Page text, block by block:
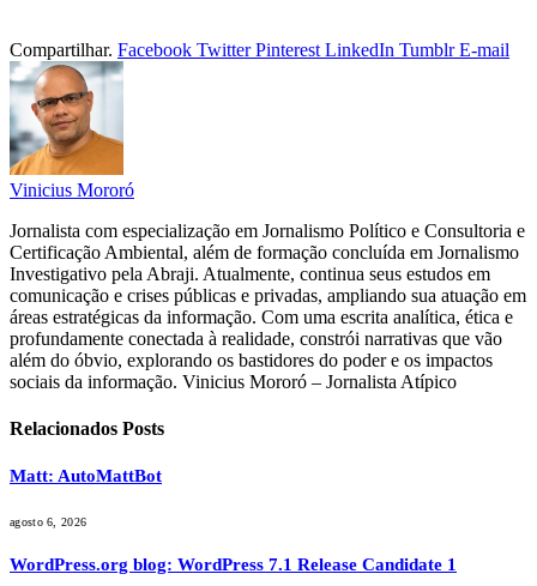
Compartilhar. Facebook Twitter Pinterest LinkedIn Tumblr E-mail
Vinicius Mororó
Jornalista com especialização em Jornalismo Político e Consultoria e
Certificação Ambiental, além de formação concluída em Jornalismo
Investigativo pela Abraji. Atualmente, continua seus estudos em
comunicação e crises públicas e privadas, ampliando sua atuação em
áreas estratégicas da informação. Com uma escrita analítica, ética e
profundamente conectada à realidade, constrói narrativas que vão
além do óbvio, explorando os bastidores do poder e os impactos
sociais da informação. Vinicius Mororó – Jornalista Atípico
Relacionados Posts
Matt: AutoMattBot
agosto 6, 2026
WordPress.org blog: WordPress 7.1 Release Candidate 1